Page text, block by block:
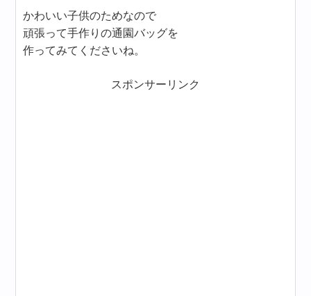
かわいい子供のためなので
頑張って手作りの通園バッグを
作ってみてくださいね。
スポンサーリンク